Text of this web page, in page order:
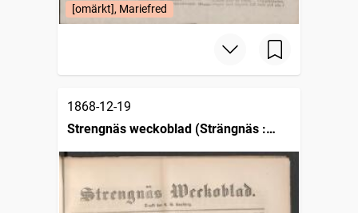
[omärkt], Mariefred
1868-12-19
Strengnäs weckoblad (Strängnäs :